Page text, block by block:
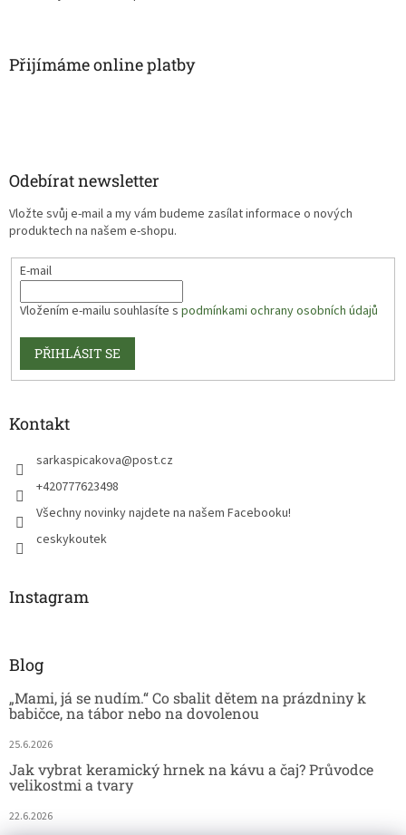
Přijímáme online platby
Odebírat newsletter
Vložte svůj e-mail a my vám budeme zasílat informace o nových
produktech na našem e-shopu.
E-mail
Vložením e-mailu souhlasíte s podmínkami ochrany osobních údajů
PŘIHLÁSIT SE
Kontakt
sarkaspicakova@post.cz
+420777623498
Všechny novinky najdete na našem Facebooku!
ceskykoutek
Instagram
Blog
„Mami, já se nudím.“ Co sbalit dětem na prázdniny k
babičce, na tábor nebo na dovolenou
25.6.2026
Jak vybrat keramický hrnek na kávu a čaj? Průvodce
velikostmi a tvary
22.6.2026